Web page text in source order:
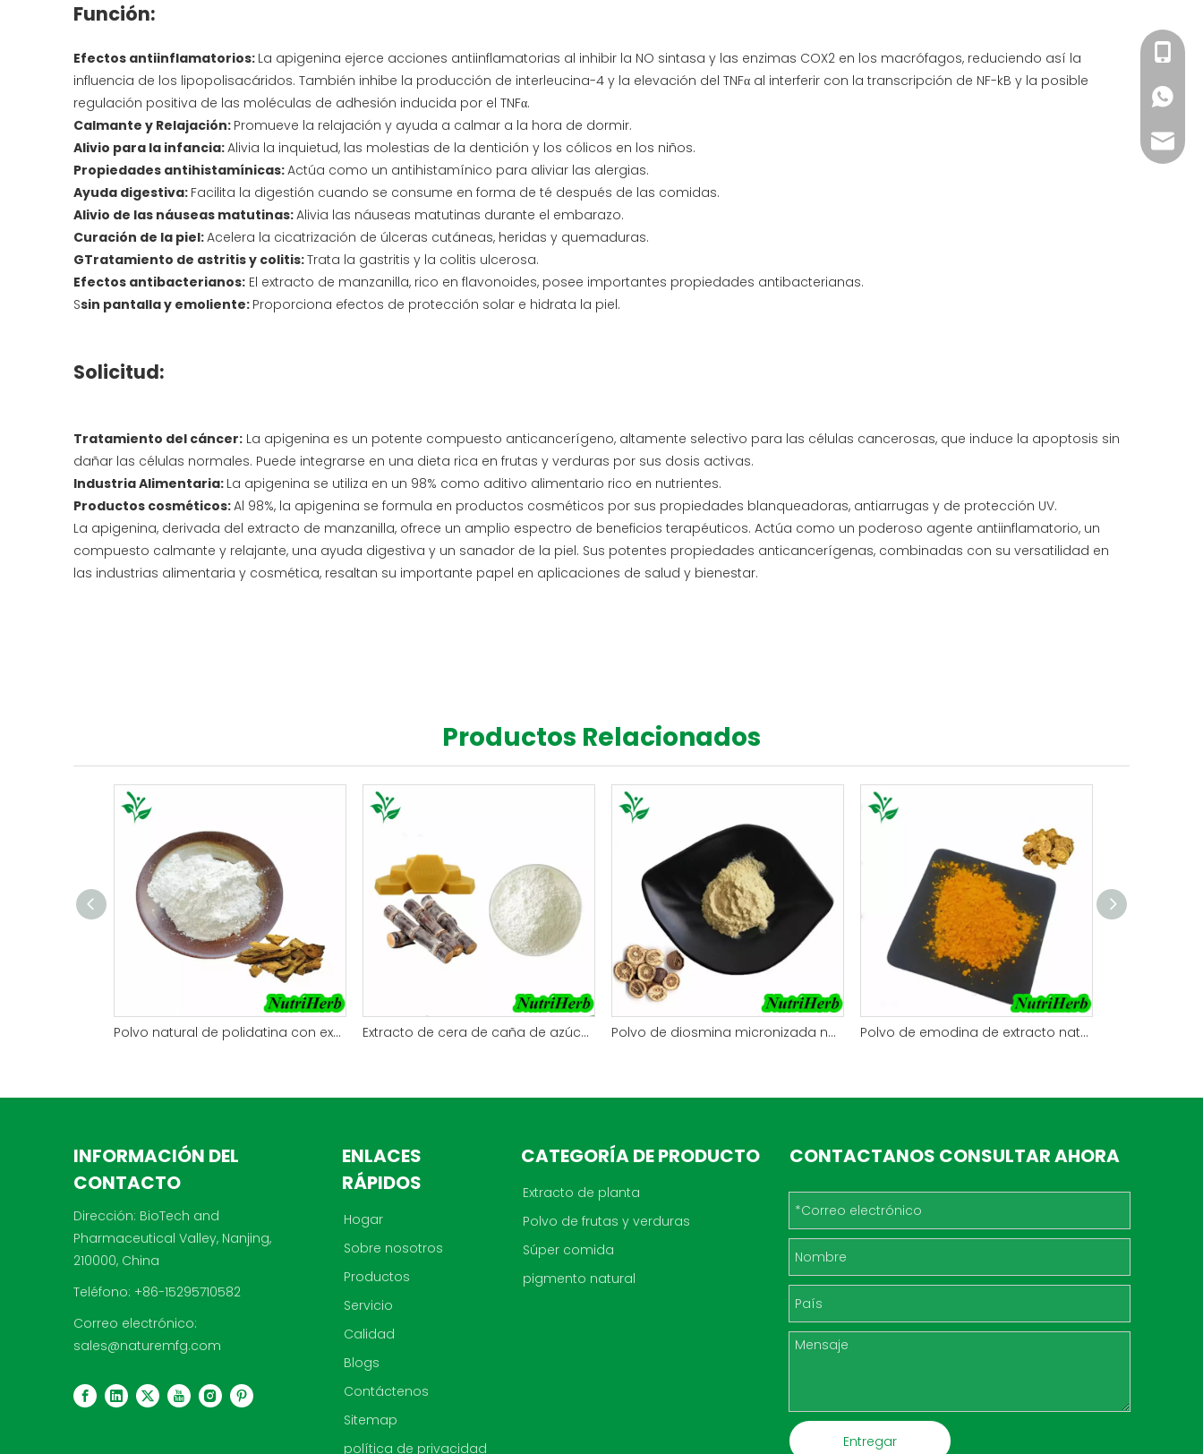
Función:
Efectos antiinflamatorios: La apigenina ejerce acciones antiinflamatorias al inhibir la NO sintasa y las enzimas COX2 en los macrófagos, reduciendo así la
influencia de los lipopolisacáridos. También inhibe la producción de interleucina-4 y la elevación del TNFα al interferir con la transcripción de NF-kB y la posible
regulación positiva de las moléculas de adhesión inducida por el TNFα.
Calmante y Relajación: Promueve la relajación y ayuda a calmar a la hora de dormir.
Alivio para la infancia:Alivia la inquietud, las molestias de la dentición y los cólicos en los niños.
Propiedades antihistamínicas:Actúa como un antihistamínico para aliviar las alergias.
Ayuda digestiva: Facilita la digestión cuando se consume en forma de té después de las comidas.
Alivio de las náuseas matutinas:Alivia las náuseas matutinas durante el embarazo.
Curación de la piel:Acelera la cicatrización de úlceras cutáneas, heridas y quemaduras.
GTratamiento de astritis y colitis:Trata la gastritis y la colitis ulcerosa.
Efectos antibacterianos: El extracto de manzanilla, rico en flavonoides, posee importantes propiedades antibacterianas.
Ssin pantalla y emoliente: Proporciona efectos de protección solar e hidrata la piel.
Solicitud:
Tratamiento del cáncer: La apigenina es un potente compuesto anticancerígeno, altamente selectivo para las células cancerosas, que induce la apoptosis sin
dañar las células normales. Puede integrarse en una dieta rica en frutas y verduras por sus dosis activas.
Industria Alimentaria: La apigenina se utiliza en un 98% como aditivo alimentario rico en nutrientes.
Productos cosméticos:Al 98%, la apigenina se formula en productos cosméticos por sus propiedades blanqueadoras, antiarrugas y de protección UV.
La apigenina, derivada del extracto de manzanilla, ofrece un amplio espectro de beneficios terapéuticos. Actúa como un poderoso agente antiinflamatorio, un
compuesto calmante y relajante, una ayuda digestiva y un sanador de la piel. Sus potentes propiedades anticancerígenas, combinadas con su versatilidad en
las industrias alimentaria y cosmética, resaltan su importante papel en aplicaciones de salud y bienestar.
Productos Relacionados
Polvo natural de polidatina con extracto de Polygonum Cuspidatum Extracto de cera de caña de azúcar Policosanol Octacosanol en polvo Polvo de diosmina micronizada natural Polvo de emodina de extracto natural de ruibarbo
+86-
+86-
INFORMACIÓN DEL
CONTACTO
Dirección: BioTech and
Pharmaceutical Valley, Nanjing,
210000, China
Teléfono: +86-15295710582
Correo electrónico:
sales@naturemfg.com
ENLACES
RÁPIDOS
Hogar
Sobre nosotros
Productos
Servicio
Calidad
Blogs
Contáctenos
Sitemap
política de privacidad
CATEGORÍA DE PRODUCTO
Extracto de planta
Polvo de frutas y verduras
Súper comida
pigmento natural
CONTACTANOS CONSULTAR AHORA
Entregar